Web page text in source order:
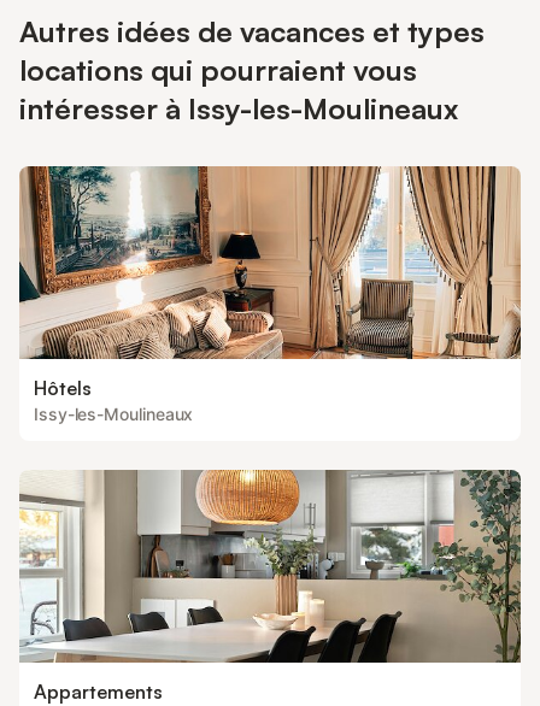
Autres idées de vacances et types
locations qui pourraient vous
intéresser à Issy-les-Moulineaux
Hôtels
Issy-les-Moulineaux
Appartements